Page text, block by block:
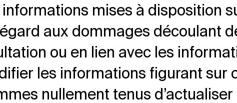
informations mises à disposition
aux dommages découlant
ou en lien avec les
les informations figurant sur
nullement tenus d’actualiser